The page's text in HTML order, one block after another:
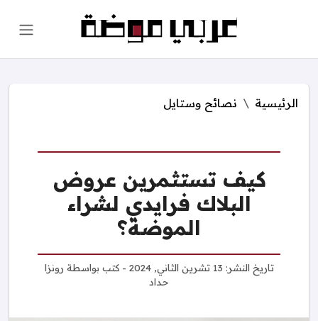
الرئيسية نصائح وستايل
كيف تستثمرين عروض
البلاك فرايدي لشراء
الموضة؟
تاريخ النشر: 13 تشرين الثاني, 2024 - كتب بواسطة رونزا
حداد